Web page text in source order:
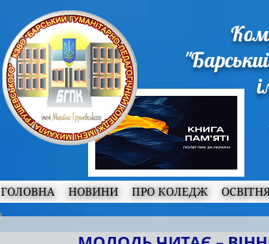
ГОЛОВНА НОВИНИ ПРО КОЛЕДЖ